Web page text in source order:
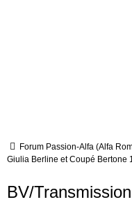
Forum Passion-Alfa (Alfa
Giulia Berline et Coupé Bertone
BV/